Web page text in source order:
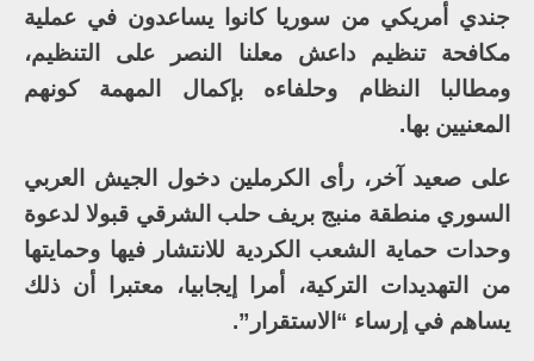
جندي أمريكي من سوريا كانوا يساعدون في عملية
مكافحة تنظيم داعش معلنا النصر على التنظيم،
ومطالبا النظام وحلفاءه بإكمال المهمة كونهم
المعنيين بها.
على صعيد آخر، رأى الكرملين دخول الجيش العربي
السوري منطقة منبج بريف حلب الشرقي قبولا لدعوة
وحدات حماية الشعب الكردية للانتشار فيها وحمايتها
من التهديدات التركية، أمرا إيجابيا، معتبرا أن ذلك
يساهم في إرساء “الاستقرار”.